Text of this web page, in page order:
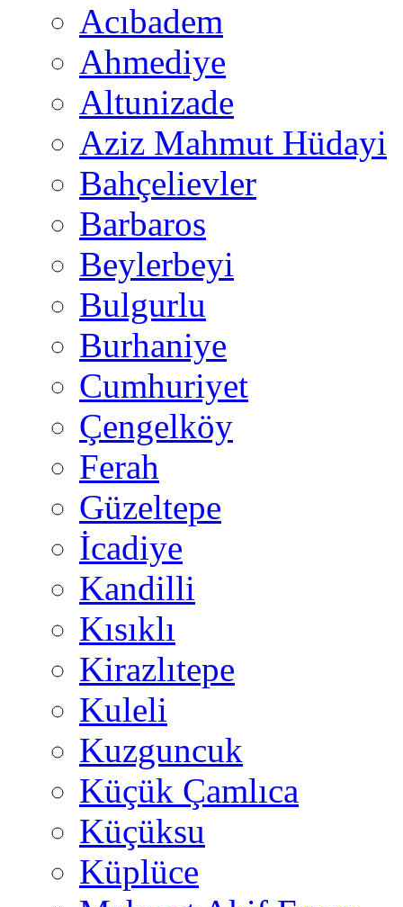
Acıbadem
Ahmediye
Altunizade
Aziz Mahmut Hüdayi
Bahçelievler
Barbaros
Beylerbeyi
Bulgurlu
Burhaniye
Cumhuriyet
Çengelköy
Ferah
Güzeltepe
İcadiye
Kandilli
Kısıklı
Kirazlıtepe
Kuleli
Kuzguncuk
Küçük Çamlıca
Küçüksu
Küplüce